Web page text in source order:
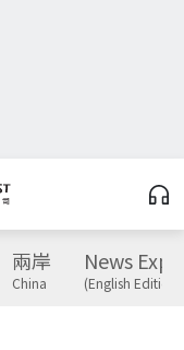
兩岸
China
News
(English Edition)